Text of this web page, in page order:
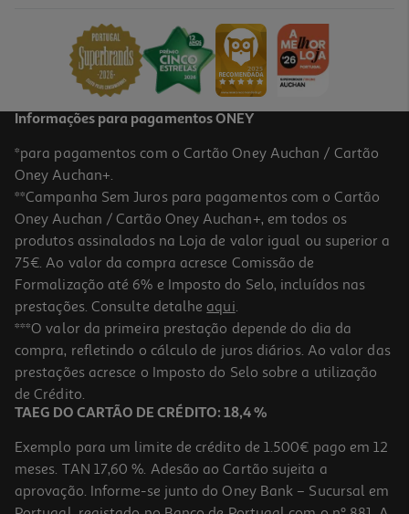
Pasta Dentífrica Branqueadora Jordan 75ml
33.2 €/Lt
2,49 €
Informações para pagamentos ONEY
*para pagamentos com o Cartão Oney Auchan / Cartão
Oney Auchan+.
**Campanha Sem Juros para pagamentos com o Cartão
Oney Auchan / Cartão Oney Auchan+, em todos os
produtos assinalados na Loja de valor igual ou superior a
75€. Ao valor da compra acresce Comissão de
Formalização até 6% e Imposto do Selo, incluídos nas
prestações. Consulte detalhe aqui.
***O valor da primeira prestação depende do dia da
compra, refletindo o cálculo de juros diários. Ao valor das
prestações acresce o Imposto do Selo sobre a utilização
de Crédito.
TAEG DO CARTÃO DE CRÉDITO: 18,4 %
Exemplo para um limite de crédito de 1.500€ pago em 12
meses. TAN 17,60 %. Adesão ao Cartão sujeita a
aprovação. Informe-se junto do Oney Bank – Sucursal em